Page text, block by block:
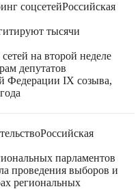
соцсетейРоссийская
тысячи
на второй неделе
депутатов
Федерации IX созыва,
Российская
парламентов
проведения выборов и
региональных